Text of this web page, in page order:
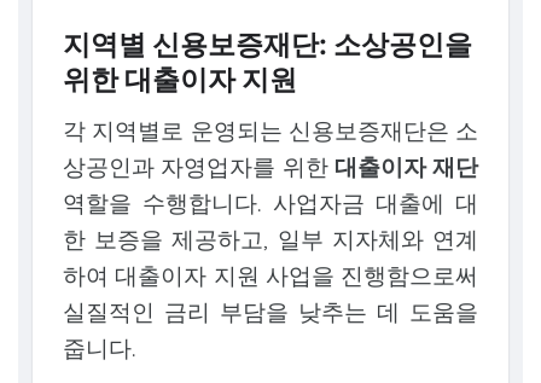
지역별 신용보증재단: 소상공인을
위한 대출이자 지원
각 지역별로 운영되는 신용보증재단은 소
상공인과 자영업자를 위한 대출이자 재단
역할을 수행합니다. 사업자금 대출에 대
한 보증을 제공하고, 일부 지자체와 연계
하여 대출이자 지원 사업을 진행함으로써
실질적인 금리 부담을 낮추는 데 도움을
줍니다.